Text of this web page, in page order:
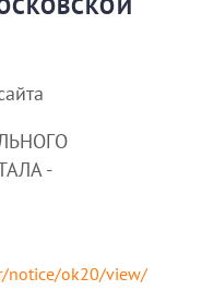
-
notice/ok20/view/